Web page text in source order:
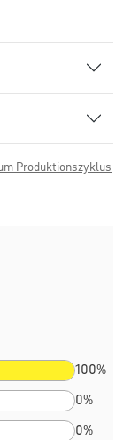
Produktionszyklus
100%
0%
0%